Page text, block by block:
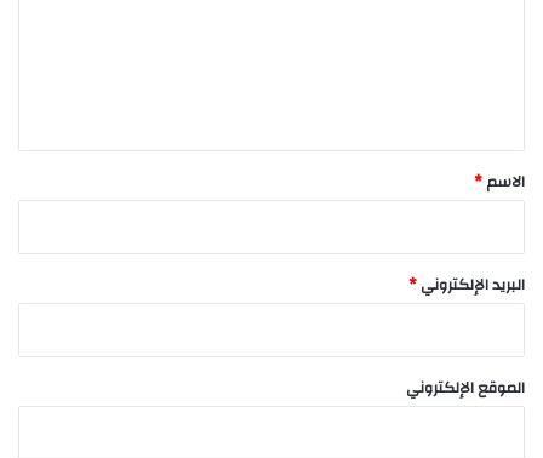
*
الاسم*
البريد الإلكتروني*
الموقع الإلكتروني